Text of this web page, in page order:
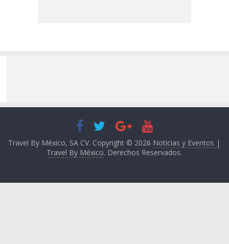
Travel By México, SA CV. Copyright © 2026 Noticias y Eventos |
Travel By México. Derechos Reservados.